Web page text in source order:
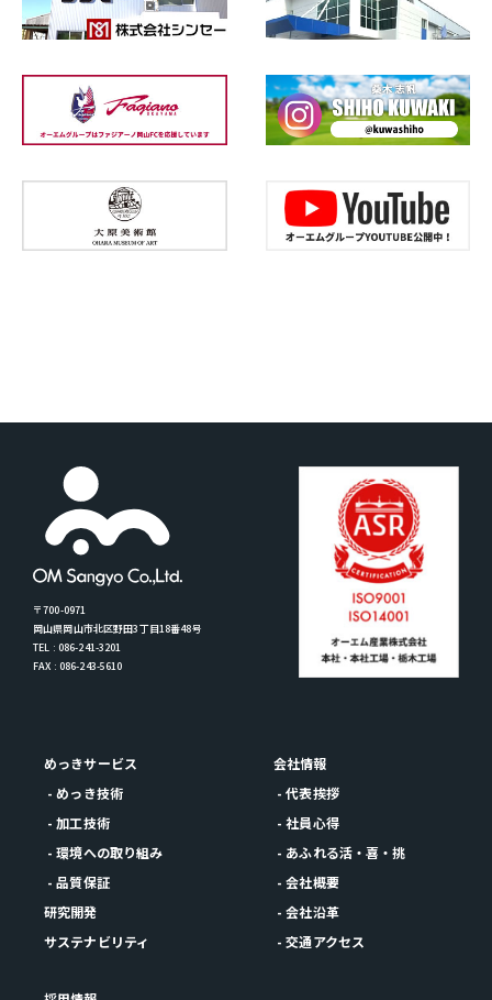
〒700-0971
岡山県岡山市北区野田3丁目18番48号
TEL : 086-241-3201
FAX : 086-243-5610
めっきサービス
- めっき技術
- 加工技術
- 環境への取り組み
- 品質保証
研究開発
サステナビリティ
会社情報
- 代表挨拶
- 社員心得
- あふれる活・喜・挑
- 会社概要
- 会社沿革
- 交通アクセス